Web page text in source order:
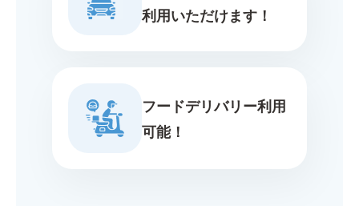
利用いただけます！
フードデリバリー利用
可能！